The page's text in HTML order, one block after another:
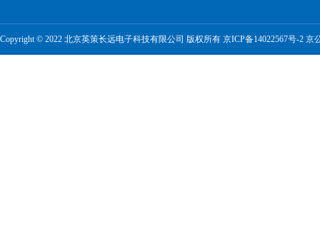
Copyright © 2022 北京英策长远电子科技有限公司 版权所有 京ICP备14022567号-2 京